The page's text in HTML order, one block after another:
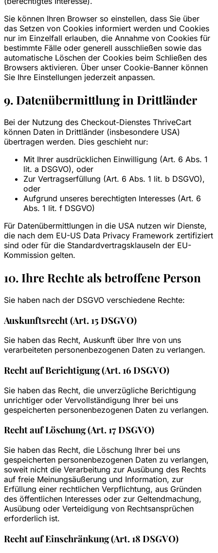
Sie können Ihren Browser so einstellen, dass Sie über
das Setzen von Cookies informiert werden und Cookies
nur im Einzelfall erlauben, die Annahme von Cookies für
bestimmte Fälle oder generell ausschließen sowie das
automatische Löschen der Cookies beim Schließen des
Browsers aktivieren. Über unser Cookie-Banner können
Sie Ihre Einstellungen jederzeit anpassen.
9. Datenübermittlung in Drittländer
Bei der Nutzung des Checkout-Dienstes ThriveCart
können Daten in Drittländer (insbesondere USA)
übertragen werden. Dies geschieht nur:
Mit Ihrer ausdrücklichen Einwilligung (Art. 6 Abs. 1
lit. a DSGVO), oder
Zur Vertragserfüllung (Art. 6 Abs. 1 lit. b DSGVO),
oder
Aufgrund unseres berechtigten Interesses (Art. 6
Abs. 1 lit. f DSGVO)
Für Datenübermittlungen in die USA nutzen wir Dienste,
die nach dem EU-US Data Privacy Framework zertifiziert
sind oder für die Standardvertragsklauseln der EU-
Kommission gelten.
10. Ihre Rechte als betroffene Person
Sie haben nach der DSGVO verschiedene Rechte:
Auskunftsrecht (Art. 15 DSGVO)
Sie haben das Recht, Auskunft über Ihre von uns
verarbeiteten personenbezogenen Daten zu verlangen.
Recht auf Berichtigung (Art. 16 DSGVO)
Sie haben das Recht, die unverzügliche Berichtigung
unrichtiger oder Vervollständigung Ihrer bei uns
gespeicherten personenbezogenen Daten zu verlangen.
Recht auf Löschung (Art. 17 DSGVO)
Sie haben das Recht, die Löschung Ihrer bei uns
gespeicherten personenbezogenen Daten zu verlangen,
soweit nicht die Verarbeitung zur Ausübung des Rechts
auf freie Meinungsäußerung und Information, zur
Erfüllung einer rechtlichen Verpflichtung, aus Gründen
des öffentlichen Interesses oder zur Geltendmachung,
Ausübung oder Verteidigung von Rechtsansprüchen
erforderlich ist.
Recht auf Einschränkung (Art. 18 DSGVO)